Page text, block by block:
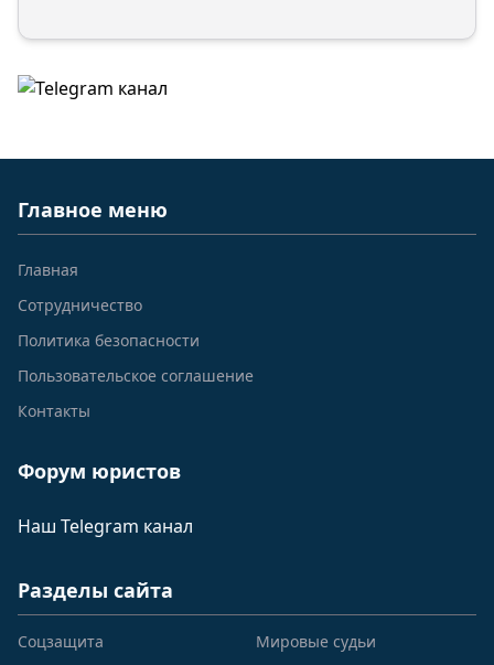
Главное меню
Главная
Сотрудничество
Политика безопасности
Пользовательское соглашение
Контакты
Форум юристов
Наш Telegram канал
Разделы сайта
Соцзащита
Мировые судьи